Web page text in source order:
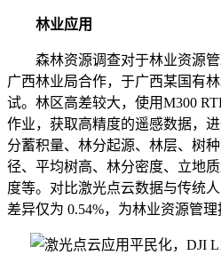
林业应用
森林资源调查对于林业资源管
广西林业局合作，于广西某国有
试。林区高差较大，使用M300
作业，获取高精度的遥感数据，
分蓄积量、林分起源、林层、树
径、平均树高、林分密度、立地
度等。对比激光点云数据与传统
差异仅为 0.54%，为林业资源管理